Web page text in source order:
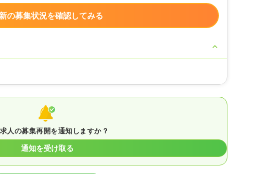
の募集状況を確認してみる
人の募集再開を通知しますか？
通知を受け取る